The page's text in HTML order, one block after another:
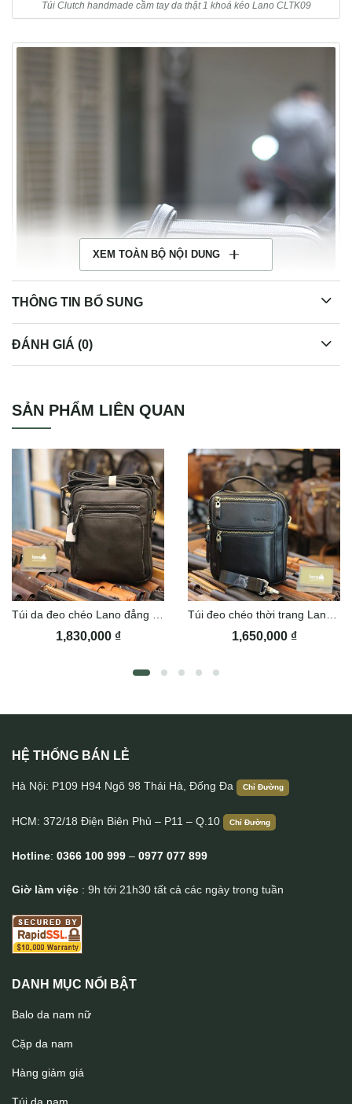
Túi Clutch handmade cầm tay da thật 1 khoá kéo Lano CLTK09
Túi Clutch handmade cầm tay da thật 1 khoá kéo Lano CLTK09
XEM TOÀN BỘ NỘI DUNG
THÔNG TIN BỔ SUNG
ĐÁNH GIÁ (0)
SẢN PHẨM LIÊN QUAN
1,830,000 ₫ 1,650,000 ₫
HỆ THỐNG BÁN LẺ
Hà Nội: P109 H94 Ngõ 98 Thái Hà, Đống Đa Chỉ Đường
HCM: 372/18 Điện Biên Phủ – P11 – Q.10 Chỉ Đường
Hotline: 0366 100 999 – 0977 077 899
Giờ làm việc : 9h tới 21h30 tất cả các ngày trong tuần
DANH MỤC NỔI BẬT
Balo da nam nữ
Cặp da nam
Hàng giảm giá